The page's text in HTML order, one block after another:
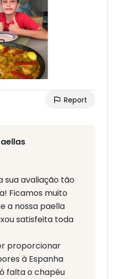
Report
sua avaliação tão
Ficamos muito
a nossa paella
satisfeita toda
proporcionar
à Espanha
falta o chapéu